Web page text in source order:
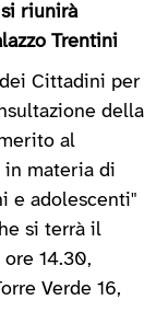
riunirà
Trentini
Cittadini per
della
al
in materia di
e adolescenti"
si terrà il
14.30,
Verde 16,